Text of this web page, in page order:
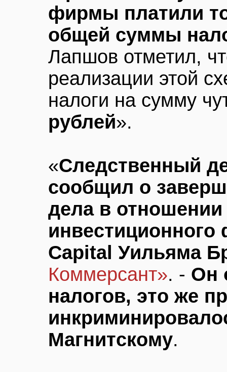
фирмы платили
общей суммы
Лапшов отметил,
реализации этой
налоги на сумму
рублей».
«Следственный
сообщил о
дела в
Capital Уильяма
Коммерсант». - Он
налогов, это же
Магнитскому.